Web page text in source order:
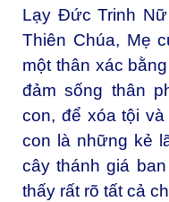
Lạy Đức Trinh
Thiên Chúa, Mẹ
một thân xác
đảm sống thân
con, để xóa tội
con là những kẻ
cây thánh giá
thấy rất rõ tất cả